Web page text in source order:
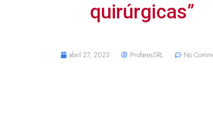
quirúrgicas”
abril 27, 2023 ProfaresSRL No